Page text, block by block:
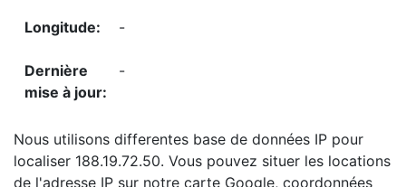
-
-
Nous utilisons differentes base de données IP pour
localiser 188.19.72.50. Vous pouvez situer les locations
de l'adresse IP sur notre carte Google, coordonnées